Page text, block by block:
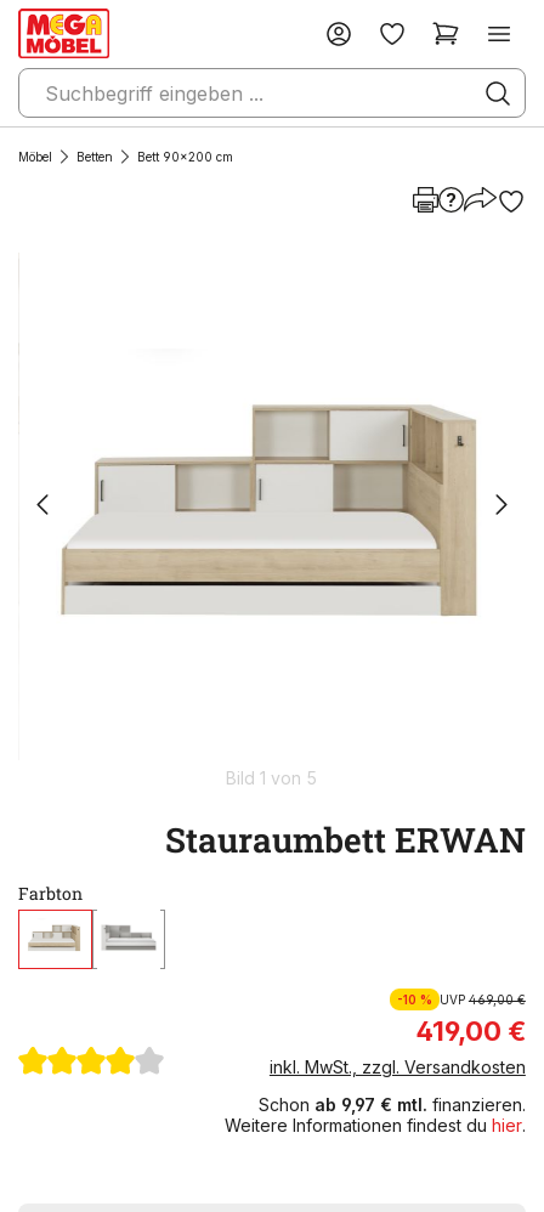
Möbel Betten Bett 90x200 cm
Bild 1 von 5
Stauraumbett ERWAN
Farbton
-10 % UVP469,00 €
419,00 €
inkl. MwSt., zzgl. Versandkosten
Schon ab 9,97 € mtl. finanzieren.
Weitere Informationen findest du hier.